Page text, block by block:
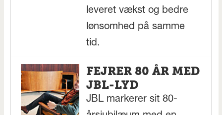
leveret vækst og bedre
lønsomhed på samme
tid.
FEJRER 80 ÅR MED
JBL-LYD
JBL markerer sit 80-